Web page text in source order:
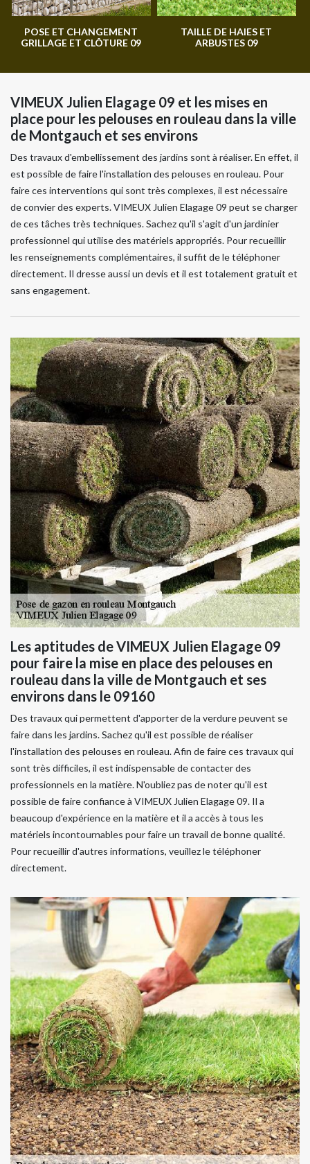
POSE ET CHANGEMENT
GRILLAGE ET CLÔTURE 09
TAILLE DE HAIES ET
ARBUSTES 09
VIMEUX Julien Elagage 09 et les mises en
place pour les pelouses en rouleau dans la ville
de Montgauch et ses environs
Des travaux d'embellissement des jardins sont à réaliser. En effet, il
est possible de faire l'installation des pelouses en rouleau. Pour
faire ces interventions qui sont très complexes, il est nécessaire
de convier des experts. VIMEUX Julien Elagage 09 peut se charger
de ces tâches très techniques. Sachez qu'il s'agit d'un jardinier
professionnel qui utilise des matériels appropriés. Pour recueillir
les renseignements complémentaires, il suffit de le téléphoner
directement. Il dresse aussi un devis et il est totalement gratuit et
sans engagement.
Les aptitudes de VIMEUX Julien Elagage 09
pour faire la mise en place des pelouses en
rouleau dans la ville de Montgauch et ses
environs dans le 09160
Des travaux qui permettent d'apporter de la verdure peuvent se
faire dans les jardins. Sachez qu'il est possible de réaliser
l'installation des pelouses en rouleau. Afin de faire ces travaux qui
sont très difficiles, il est indispensable de contacter des
professionnels en la matière. N'oubliez pas de noter qu'il est
possible de faire confiance à VIMEUX Julien Elagage 09. Il a
beaucoup d'expérience en la matière et il a accès à tous les
matériels incontournables pour faire un travail de bonne qualité.
Pour recueillir d'autres informations, veuillez le téléphoner
directement.